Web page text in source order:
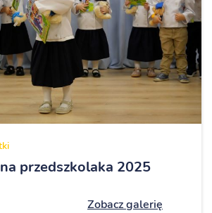
przedszkolaka 2025
Zobacz galerię